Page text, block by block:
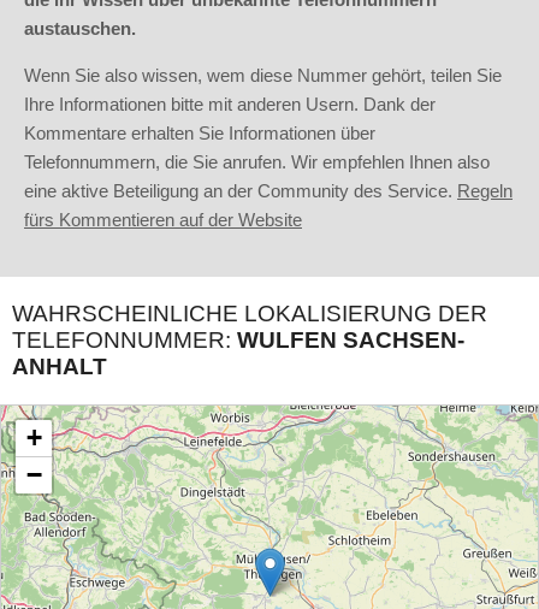
austauschen.
Wenn Sie also wissen, wem diese Nummer gehört, teilen Sie
Ihre Informationen bitte mit anderen Usern. Dank der
Kommentare erhalten Sie Informationen über
Telefonnummern, die Sie anrufen. Wir empfehlen Ihnen also
eine aktive Beteiligung an der Community des Service. Regeln
fürs Kommentieren auf der Website
WAHRSCHEINLICHE LOKALISIERUNG DER
TELEFONNUMMER: WULFEN SACHSEN-
ANHALT